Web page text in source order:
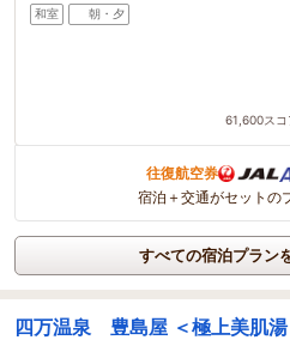
和室 朝・夕
61,600スコ
往復航空券
宿泊＋交通がセットの
すべての宿泊プラン
四万温泉 豊島屋 ＜極上美肌湯